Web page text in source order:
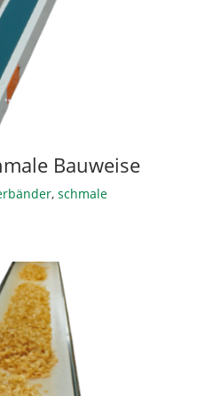
Bauweise
, schmale